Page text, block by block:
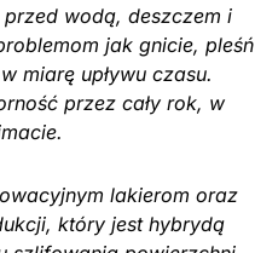
wodą, deszczem i
jak gnicie, pleśń
miarę upływu czasu.
przez cały rok, w
lakierom oraz
który jest hybrydą